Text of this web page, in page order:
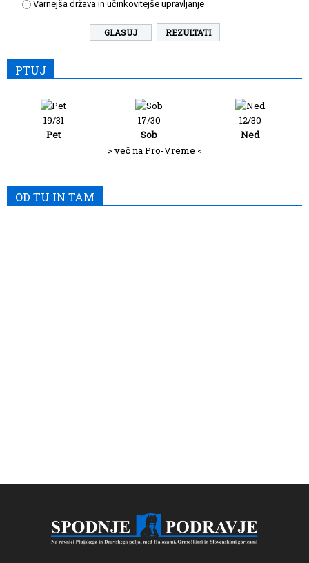
Varnejša država in učinkovitejše upravljanje
REZULTATI
PTUJ
19/31
Pet
17/30
Sob
12/30
Ned
> več na Pro-Vreme <
OD TU IN TAM